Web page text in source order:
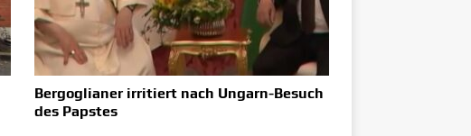
Bergoglianer irritiert nach Ungarn-Besuch
des Papstes